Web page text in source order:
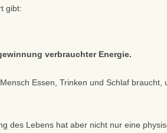
gibt:
verbrauchter Energie.
Essen, Trinken und Schlaf
des Lebens hat aber nicht nur eine